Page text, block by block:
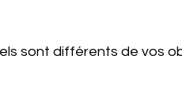
sont différents de vos